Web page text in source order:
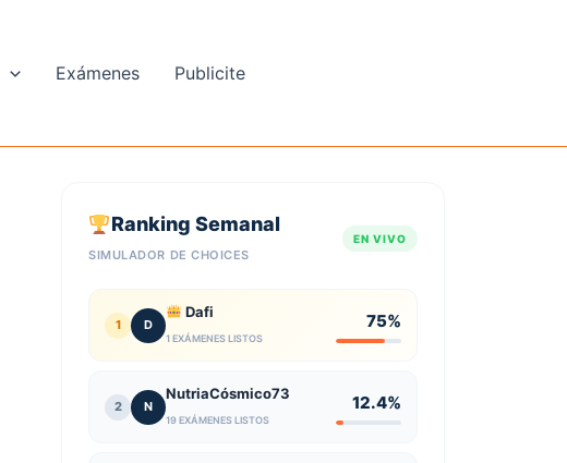
Exámenes Publicite
Ranking Semanal
SIMULADOR DE CHOICES
EN VIVO
1 D
Dafi
1 EXÁMENES LISTOS
75%
2 N
NutriaCósmico73
19 EXÁMENES LISTOS
12.4%